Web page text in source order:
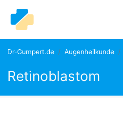
Dr-Gumpert.de Augenheilkunde
Retinoblastom